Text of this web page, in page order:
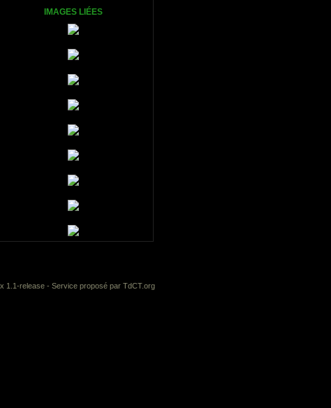
IMAGES LIÉES
1.1-release - Service proposé par TdCT.org